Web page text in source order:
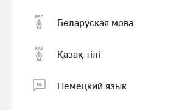
Беларуская мова
Қазақ тiлi
Немецкий язык